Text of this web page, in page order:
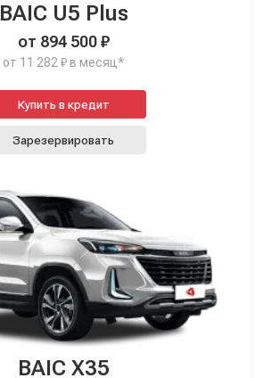
BAIC U5 Plus
от 894 500 ₽
от 11 282 ₽ в месяц*
Купить в кредит
Зарезервировать
BAIC X35